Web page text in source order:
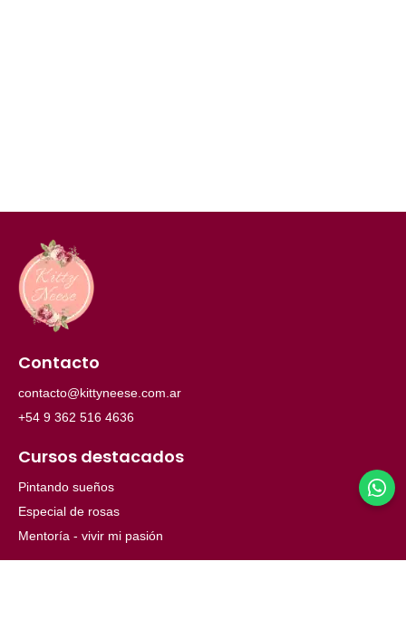
Contacto
contacto@kittyneese.com.ar
+54 9 362 516 4636
Cursos destacados
Pintando sueños
Especial de rosas
Mentoría - vivir mi pasión